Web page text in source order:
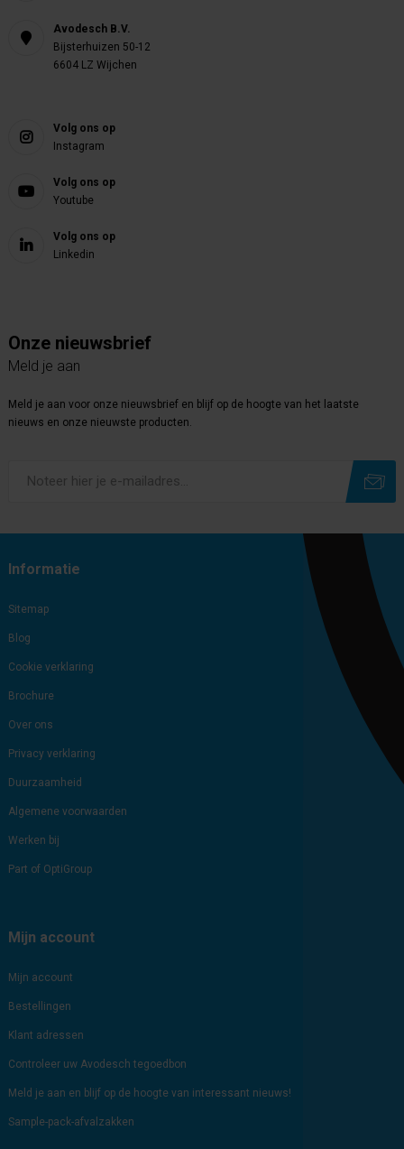
Avodesch B.V.
Bijsterhuizen 50-12
6604 LZ Wijchen
Volg ons op
Instagram
Volg ons op
Youtube
Volg ons op
Linkedin
Onze nieuwsbrief
Meld je aan
Meld je aan voor onze nieuwsbrief en blijf op de hoogte van het laatste
nieuws en onze nieuwste producten.
Informatie
Sitemap
Blog
Cookie verklaring
Brochure
Over ons
Privacy verklaring
Duurzaamheid
Algemene voorwaarden
Werken bij
Part of OptiGroup
Mijn account
Mijn account
Bestellingen
Klant adressen
Controleer uw Avodesch tegoedbon
Meld je aan en blijf op de hoogte van interessant nieuws!
Sample-pack-afvalzakken